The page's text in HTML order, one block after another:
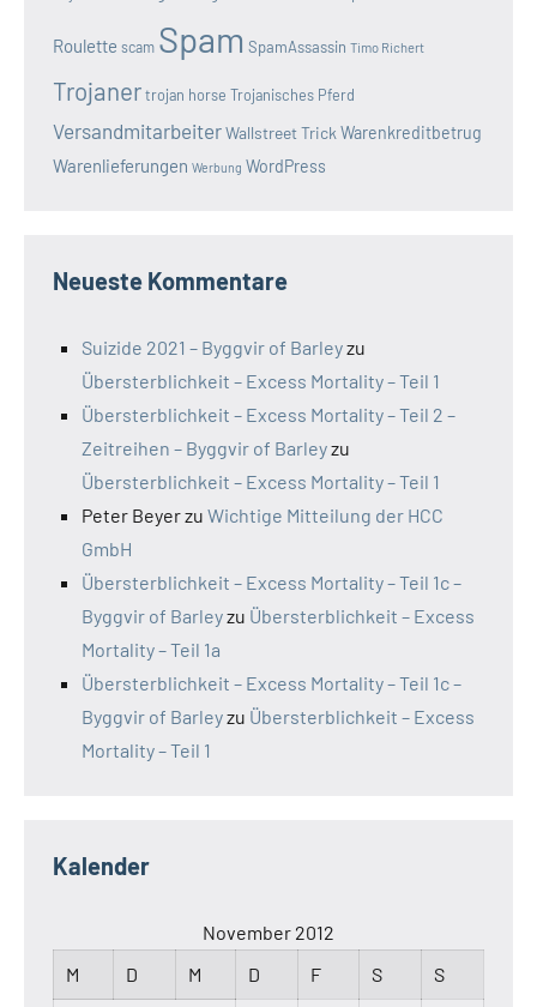
Roulette scam Spam SpamAssassin Timo Richert
Trojanertrojan horse Trojanisches Pferd
VersandmitarbeiterWallstreet Trick Warenkreditbetrug
Warenlieferungen Werbung WordPress
Neueste Kommentare
Suizide 2021 – Byggvir of Barleyzu
Übersterblichkeit – Excess Mortality – Teil 1
Übersterblichkeit – Excess Mortality – Teil 2 –
Zeitreihen – Byggvir of Barleyzu
Übersterblichkeit – Excess Mortality – Teil 1
Peter Beyerzu Wichtige Mitteilung der HCC
GmbH
Übersterblichkeit – Excess Mortality – Teil 1c –
Byggvir of Barleyzu Übersterblichkeit – Excess
Mortality – Teil 1a
Übersterblichkeit – Excess Mortality – Teil 1c –
Byggvir of Barleyzu Übersterblichkeit – Excess
Mortality – Teil 1
Kalender
November 2012
M
D M D F S S